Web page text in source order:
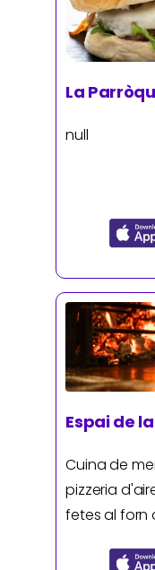
La
null
Espai de
Cuina de
pizzeria
fetes al forn